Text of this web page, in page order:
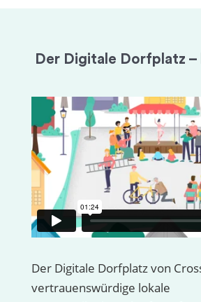
Der Digitale Dorfplatz –
Der Digitale Dorfplatz von
vertrauenswürdige lokale